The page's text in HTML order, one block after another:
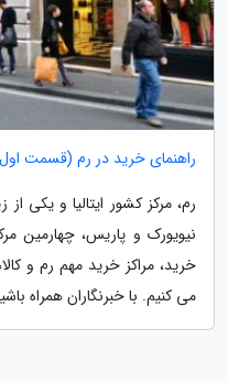
راهنمای خرید در رم (قسمت
رم، مرکز کشور ایتالیا و یکی
نیویورک و پاریس، چهارمین
خرید، مراکز خرید مهم رم و
می کنیم. با خبرنگاران همراه